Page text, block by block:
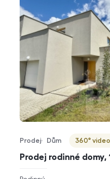
Prodej rodinné domy,
Typ nabídky
Prodej
Typ nemovitosti
Dům
Virtuální prohlídka
360° video